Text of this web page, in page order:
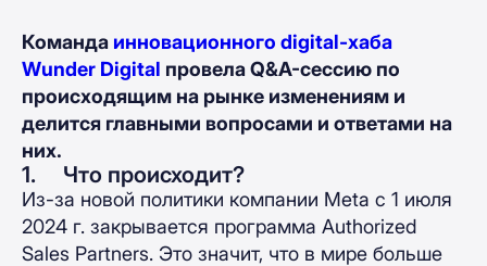
Команда инновационного digital-хаба
Wunder Digital провела Q&A-сессию по
происходящим на рынке изменениям и
делится главными вопросами и ответами на
них.
1. Что происходит?
Из-за новой политики компании Meta с 1 июля
2024 г. закрывается программа Authorized
Sales Partners. Это значит, что в мире больше